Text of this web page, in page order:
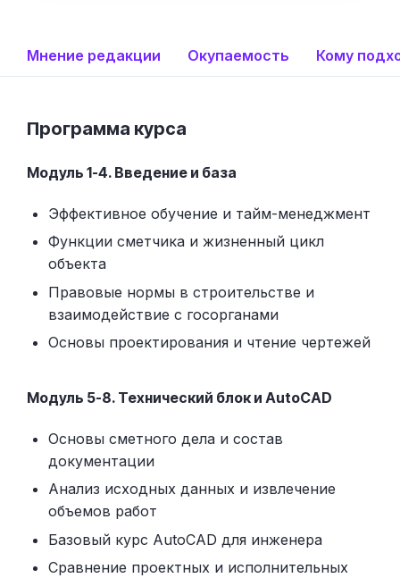
Мнение редакции Окупаемость Кому
Программа курса
Модуль 1-4. Введение и база
Эффективное обучение и тайм-менеджмент
Функции сметчика и жизненный цикл
объекта
Правовые нормы в строительстве и
взаимодействие с госорганами
Основы проектирования и чтение чертежей
Модуль 5-8. Технический блок и AutoCAD
Основы сметного дела и состав
документации
Анализ исходных данных и извлечение
объемов работ
Базовый курс AutoCAD для инженера
Сравнение проектных и исполнительных